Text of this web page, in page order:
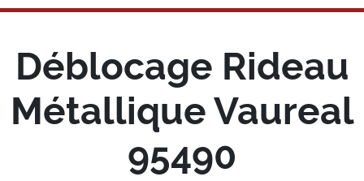
Déblocage Rideau
Métallique Vaureal
95490